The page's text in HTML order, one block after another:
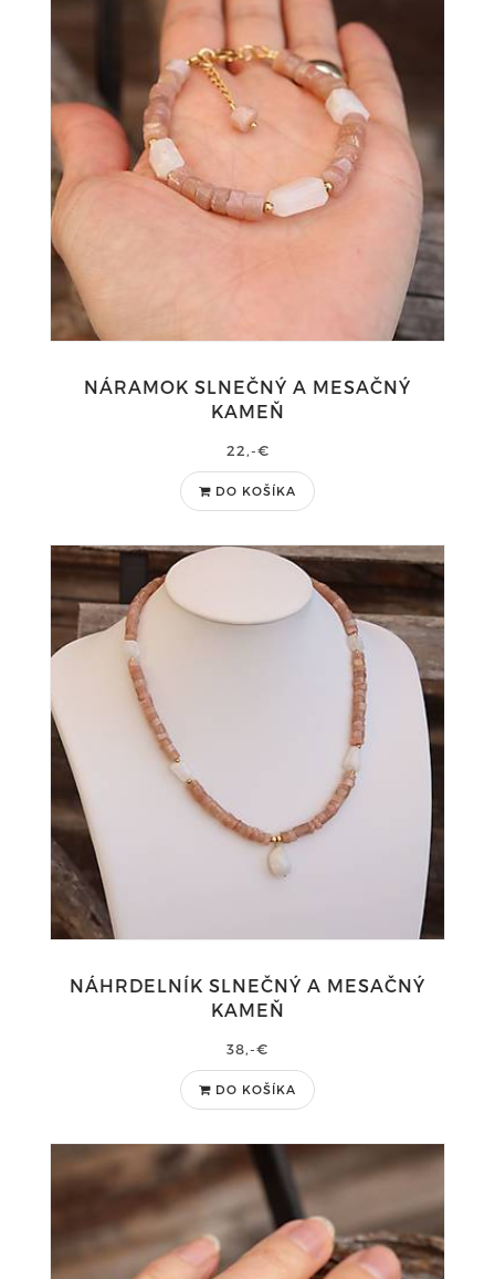
NÁRAMOK SLNEČNÝ A MESAČNÝ
KAMEŇ
22,-€
DO KOŠÍKA
NÁHRDELNÍK SLNEČNÝ A MESAČNÝ
KAMEŇ
38,-€
DO KOŠÍKA